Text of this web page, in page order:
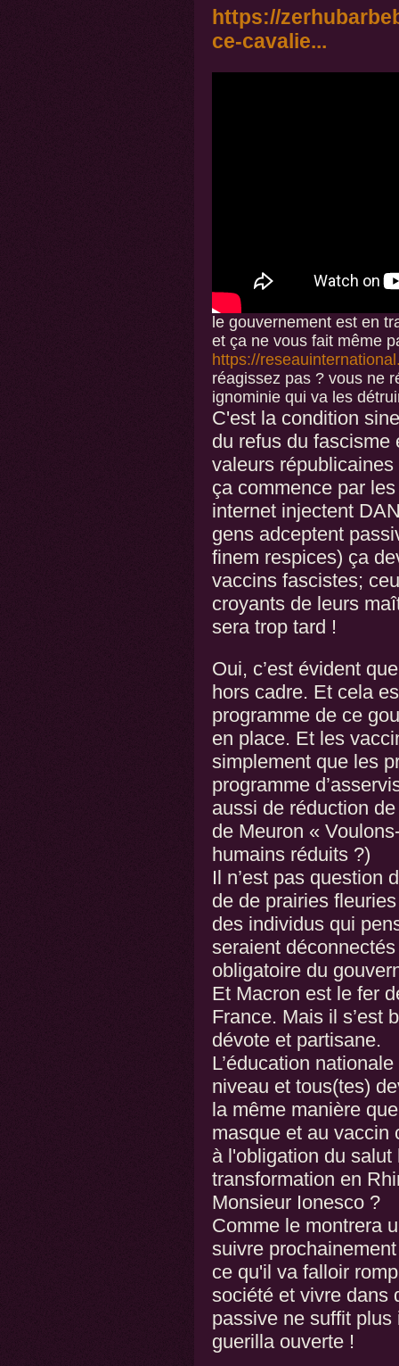
https://
ce-cavalie...
le gouvernement est en
et ça ne vous fait même
https://
réagissez pas ? vous ne
ignominie qui va les
C'est la condition
du refus du fascisme
valeurs républicaines
ça commence par
internet injectent
gens adceptent
finem respices) ça
vaccins fascistes;
croyants de leurs
sera trop tard !
Oui, c’est évident
hors cadre. Et cela
programme de ce
en place. Et les
simplement que les
programme
aussi de réduction de
de Meuron «
humains réduits ?)
Il n’est pas question
de de prairies
des individus qui
seraient
obligatoire du
Et Macron est le fer
France. Mais il s’est
dévote et partisane.
L’éducation
niveau et tous(tes)
la même manière
masque et au vaccin
à l'obligation du
transformation en
Monsieur Ionesco ?
Comme le montrera
suivre
ce qu'il va falloir
société et vivre dans
passive ne suffit
guerilla ouverte !